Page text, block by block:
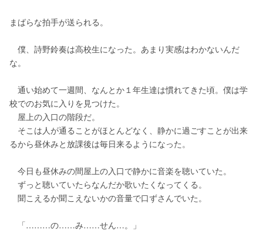
まばらな拍手が送られる。
僕、詩野鈴奏は高校生になった。あまり実感はわかないんだ
な。
通い始めて一週間、なんとか１年生達は慣れてきた頃。僕は学
校でのお気に入りを見つけた。
屋上の入口の階段だ。
そこは人が通ることがほとんどなく、静かに過ごすことが出来
るから昼休みと放課後は毎日来るようになった。
今日も昼休みの間屋上の入口で静かに音楽を聴いていた。
ずっと聴いていたらなんだか歌いたくなってくる。
聞こえるか聞こえないかの音量で口ずさんでいた。
「………の……み……せん…。」